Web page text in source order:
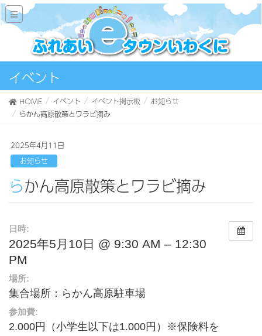
イベント
HOME イベント イベント掲示板
お知らせ
らかん高原散策とワラビ摘み
2025年4月11日
お知らせ
らかん高原散策とワラビ摘み
日時:
2025年5月10日 @ 9:30 AM – 12:30
PM
場所:
集合場所：らかん高原駐車場
参加費:
2.000円（小学生以下は1.000円）※保険料を